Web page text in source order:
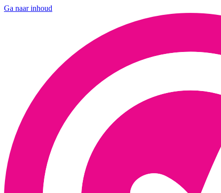
Ga naar inhoud